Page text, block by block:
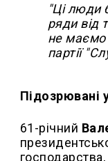
"Ці люди
ряди від
не маємо
партії
Підозрювані
61-річний